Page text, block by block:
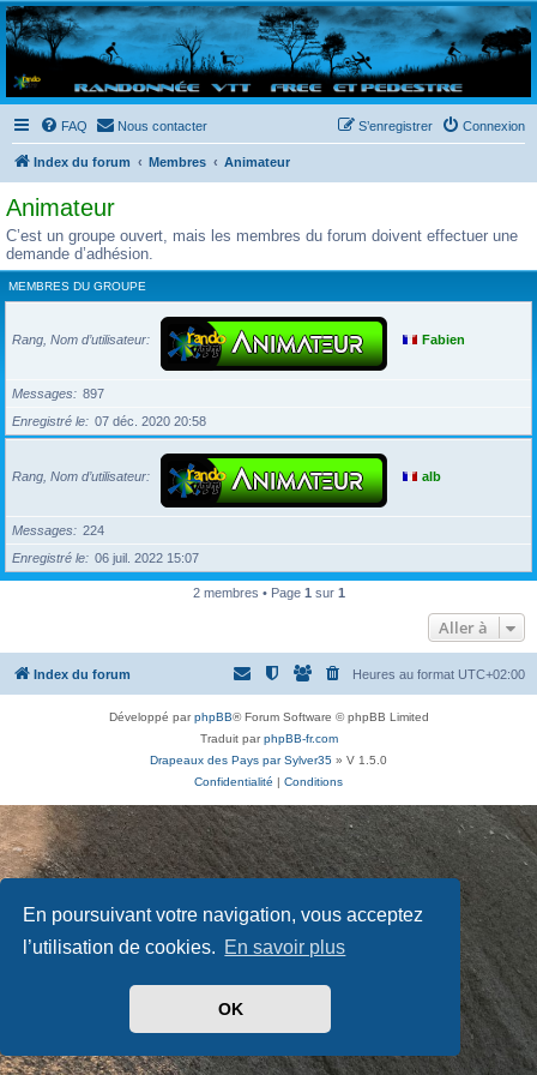
En poursuivant votre navigation, vous acceptez
l’utilisation de cookies. En savoir plus
OK
Randovttfree.fr
Bienvenue sur le site des randos vtt et pédestre de Bretagne . Bonne navigation sur le site
et bonnes randos dans l'Ouest !
FAQ Nous contacter Connexion
S’enregistrer
Index du forum Membres Animateur
Animateur
C’est un groupe ouvert, mais les membres du forum doivent effectuer une
demande d’adhésion.
MEMBRES DU GROUPE
Rang, Nom d’utilisateur Fabien
Messages
897
Enregistré le
07 déc. 2020 20:58
Rang, Nom d’utilisateur alb
Messages
224
Enregistré le
06 juil. 2022 15:07
2 membres • Page 1 sur 1
Aller à
Index du forum Heures au format UTC+02:00
Développé parphpBB® Forum Software © phpBB Limited
Traduit parphpBB-fr.com
Drapeaux des Pays par Sylver35 » V 1.5.0
Confidentialité | Conditions